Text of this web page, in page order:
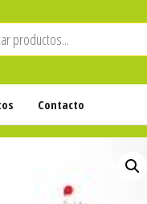
Contacto